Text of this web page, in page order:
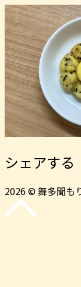
シェアする
2026 © 舞多聞も
先
頭